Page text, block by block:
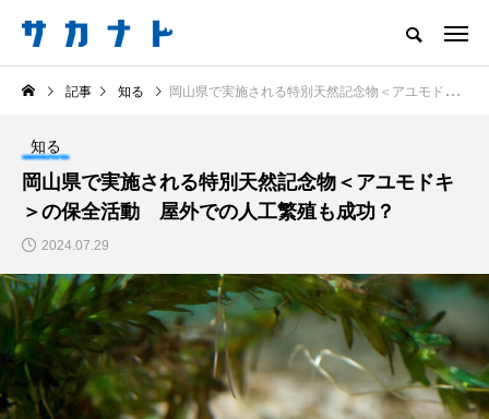
サカナをもっと好きになる
知る 食べる 楽しむ 創る
注目記事 サカナを知ろう
食べる
記事 知る 岡山県で実施される特別天然記念物＜アユモドキ＞の保全活動 屋外での人工繁殖も成功？
知る
岡山県で実施される特別天然記念物＜アユモドキ
＞の保全活動 屋外での人工繁殖も成功？
2024.07.29